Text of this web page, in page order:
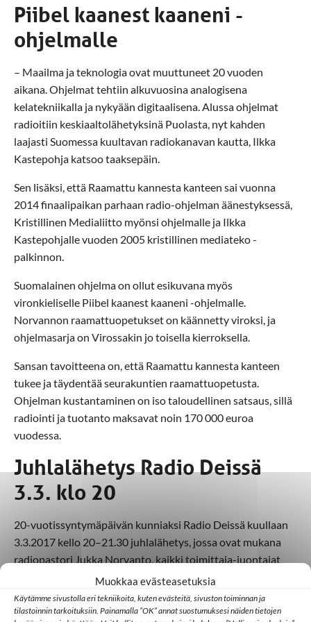
Muokkaa evästeasetuksia
Käytämme sivustolla eri tekniikoita, kuten evästeitä, sivuston toiminnan ja
tilastoinnin tarkoituksiin. Painamalla ”OK” annat suostumuksesi näiden tietojen
Piibel kaanest kaaneni -
ohjelmalle
– Maailma ja teknologia ovat muuttuneet 20 vuoden
aikana. Ohjelmat tehtiin alkuvuosina analogisena
kelatekniikalla ja nykyään digitaalisena. Alussa ohjelmat
radioitiin keskiaaltolähetyksinä Puolasta, nyt kahden
laajasti Suomessa kuultavan radiokanavan kautta, Ilkka
Kastepohja katsoo taaksepäin.
Sen lisäksi, että Raamattu kannesta kanteen sai vuonna
2014 finaalipaikan parhaan radio-ohjelman äänestyksessä,
Kristillinen Medialiitto myönsi ohjelmalle ja Ilkka
Kastepohjalle vuoden 2005 kristillinen mediateko -
palkinnon.
Suomalainen ohjelma on ollut esikuvana myös
vironkieliselle Piibel kaanest kaaneni -ohjelmalle.
Norvannon raamattuopetukset on käännetty viroksi, ja
ohjelmasarja on Virossakin jo toisella kierroksella.
Sansan tavoitteena on, että Raamattu kannesta kanteen
tukee ja täydentää seurakuntien raamattuopetusta.
Ohjelman kustantaminen on iso taloudellinen satsaus, sillä
radiointi ja tuotanto maksavat noin 170 000 euroa
vuodessa.
Juhlalähetys Radio Deissä
3.3. klo 20
20-vuotissyntymäpäivän kunniaksi Radio Deissä kuullaan
3.3.2017 kello 20–21.30 juhlalähetys, jossa ovat mukana
radiopastori Jukka Norvanto, kaikki toimittaja-juontajat
vuosien varrelta: Inga-Lill Rajala, Elina Vaittinen ja Elina
Tuohisto-Kokko sekä Radio Dein päätoimittaja Kirsi
Rostamo.